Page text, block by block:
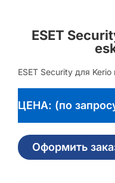
ESET
ESET Security для
ЦЕНА: (по
Оформить